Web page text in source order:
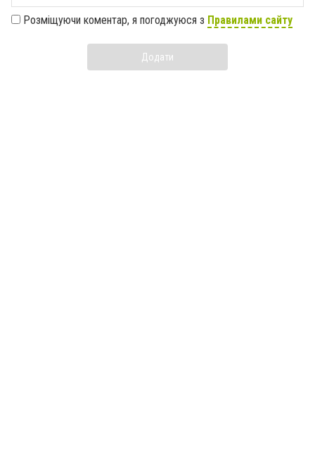
Розміщуючи коментар, я погоджуюся з Правилами сайту
Додати